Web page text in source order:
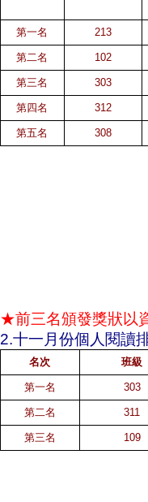
第一名 213
第二名 102
第三名 303
第四名 312
第五名 308
★前三名頒發獎狀以
2.十一月份個人閱讀
名次 班級
第一名 303
第二名 311
第三名 109